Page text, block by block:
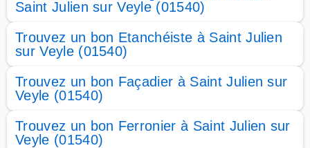
Saint Julien sur Veyle (01540)
Trouvez un bon Etanchéiste à Saint Julien
sur Veyle (01540)
Trouvez un bon Façadier à Saint Julien sur
Veyle (01540)
Trouvez un bon Ferronier à Saint Julien sur
Veyle (01540)